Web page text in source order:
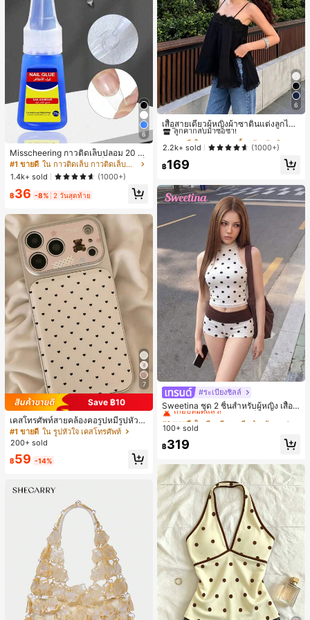
6
Misscheering กาวติดเล็บปลอม 20 กรั
ม แรงยึดสูง เจลสติกเกอร์เล็บนุ่ม แห้งเร็
ว เหมาะสำหรับผู้เริ่มต้นทำเล็บ ติดทนน
าน
#1 ขายดี
ใน กาวติดเล็บ กาวติดเล็บและสารยึดติด
1.4k+ sold
(1000+)
฿36 -8% 2 วันสุดท้าย
7
Save ฿10
เคสโทรศัพท์สายคล้องคอรูปหมีรูปหัวใจ
สำหรับ 17 Pro Max สไตล์มินิมอลเกาห
ลีสำหรับผู้หญิง ใช้ได้กับ 16/15/14 Pro
#1 ขายดี ใน รูปหัวใจ เคสโทรศัพท์
200+ sold
฿59 -14%
6
เสื้อสายเดี่ยวผู้หญิงผ้าซาตินแต่งลูกไม้
- เสื้อสายเดี่ยวฤดูร้อนสีขากีมีรอยผ่าด้า
นข้างที่น่าดึงดูด ลำลองสีดำ สำหรับเธอ
#1 ขายดี
ใน ชายหาด เสื้อกล้ามผู้หญิง & Camis
ลูกค้ากลับมาซื้อซ้ำ!
#1 ขายดี
ลูกค้ากลับมาซื้อซ้ำ!
#1 ขายดี
ลูกค้ากลับมาซื้อซ้ำ!
#1 ขายดี
ใน ชายหาด เสื้อกล้ามผู้หญิง & Camis
ลูกค้ากลับมาซื้อซ้ำ!
2.2k+ sold (1000+)
฿169
#ระเบียงชิลล์
Sweetina ชุด 2 ชิ้นสำหรับผู้หญิง เสื้อก
ล้ามเข้ารูปพิมพ์ลายจุดสีบล็อกหลังเปิด
และกางเกงขาสั้นเอวพับ
#1 ขายดี
เกือบหมดแล้ว!
#1 ขายดี
เกือบหมดแล้ว!
#1 ขายดี
เกือบหมดแล้ว!
#1 ขายดี
100+ sold
฿319